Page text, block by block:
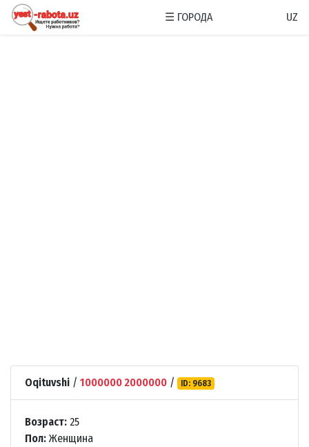
☰ ГОРОДА UZ
Oqituvshi / 1000000 2000000 / ID: 9683
Возраст: 25
Пол: Женщина